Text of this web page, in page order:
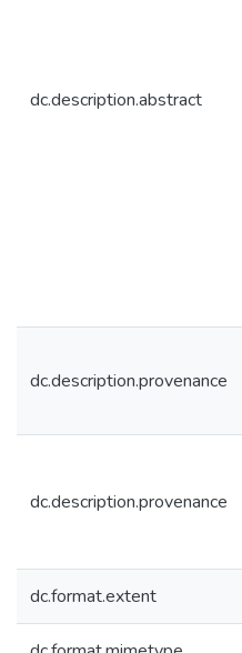
dc.description.abstract
dc.description.provenance
dc.description.provenance
dc.format.extent